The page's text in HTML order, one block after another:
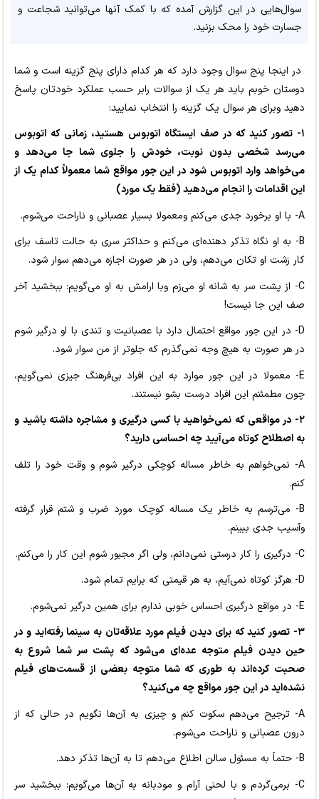
سوال‌هایی در این گزارش آمده که با کمک آنها می‌توانید شجاعت و
جسارت خود را محک بزنید.
در اینجا پنج سوال وجود دارد که هر کدام دارای پنج گزینه است و شما
دوستان خوبم باید هر یک از سوالات رابر حسب عملکرد خودتان پاسخ
دهید وبرای هر سوال یک گزینه را انتخاب نمایید:
۱- تصور کنید که در صف ایستگاه اتوبوس هستید، زمانی که اتوبوس
می‌رسد شخصی بدون نوبت، خودش را جلوی شما جا می‌دهد و
می‌خواهد وارد اتوبوس شود در این جور مواقع شما معمولاً کدام یک از
این اقدامات را انجام می‌دهید (فقط یک مورد)
A- با او برخورد جدی می‌کنم ومعمولا بسیار عصبانی و ناراحت می‌شوم.
B- به او نگاه تذکر دهنده‌ای می‌کنم و حداکثر سری به حالت تاسف برای
کار زشت او تکان می‌دهم، ولی در هر صورت اجازه می‌دهم سوار شود.
C- از پشت سر به شانه او می‌زم وبا ارامش به او می‌گویم: ببخشید آخر
صف این جا نیست!
D- در این جور مواقع احتمال دارد با عصبانیت و تندی با او درگیر شوم
در هر صورت به هیچ وجه نمی‌گذرم که جلوتر از من سوار شود.
E- معمولا در این جور موارد به این افراد بی‌فرهنگ جیزی نمی‌گویم،
چون مطمئنم این افراد درست بشو نیستند.
۲- در مواقعی که نمی‌خواهید با کسی درگیری و مشاجره داشته باشید و
به اصطلاح کوتاه می‌آیید چه احساسی دارید؟
A- نمی‌خواهم به خاطر مساله کوچکی درگیر شوم و وقت خود را تلف
کنم.
B- می‌ترسم به خاطر یک مساله کوچک مورد ضرب و شتم قرار گرفته
وآسیب جدی ببینم.
C- درگیری را کار درستی نمی‌دانم، ولی اگر مجبور شوم این کار را می‌کنم.
D- هرگز کوتاه نمی‌آیم، به هر قیمتی که برایم تمام شود.
E- در مواقع درگیری احساس خوبی ندارم برای همین درگیر نمی‌شوم.
۳- تصور کنید که برای دیدن فیلم مورد علاقه‌تان به سینما رفته‌اید و در
حین دیدن فیلم متوجه عده‌ای می‌شود که پشت سر شما شروع به
صحبت کرده‌اند به طوری که شما متوجه بعضی از قسمت‌های فیلم
نشده‌اید در این جور مواقع چه می‌کنید؟
A- ترجیح می‌دهم سکوت کنم و چیزی به آن‌ها نگویم در حالی که از
درون عصبانی و ناراحت می‌شوم.
B- حتماً به مسئول سالن اطلاع می‌دهم تا به آن‌ها تذکر دهد.
C- برمی‌گردم و با لحنی آرام و مودبانه به آن‌ها می‌گویم: ببخشید سر